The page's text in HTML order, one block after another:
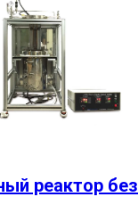
реактор без